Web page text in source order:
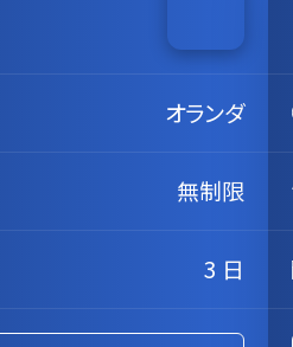
オランダ
無制限
3 日